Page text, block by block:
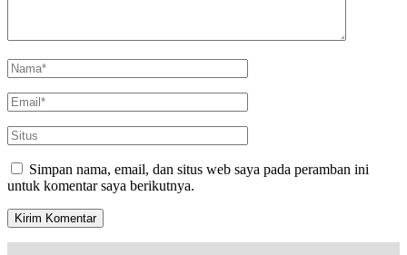
Simpan nama, email, dan situs web saya pada peramban ini
untuk komentar saya berikutnya.